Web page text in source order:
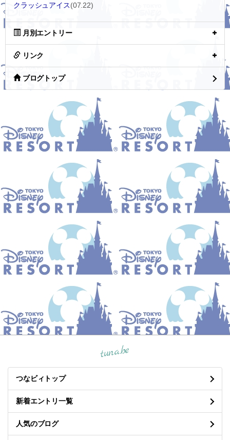
クラッシュアイス(07.22)
月別エントリー
リンク
ブログトップ
tuna.be
つなビィトップ
新着エントリ一覧
人気のブログ